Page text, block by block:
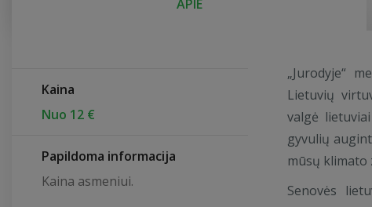
APIE
Kaina
Nuo 12 €
Papildoma informacija
Kaina asmeniui.
„Jurodyje“
Lietuvių
valgė
gyvulių
mūsų klimato
Senovės